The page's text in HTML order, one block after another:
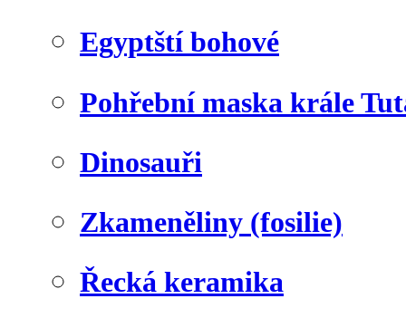
Egyptští bohové
Pohřební maska krále
Dinosauři
Zkameněliny (fosilie)
Řecká keramika